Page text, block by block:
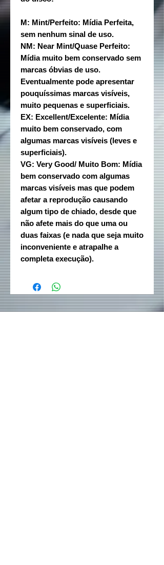
M: Mint/Perfeito: Mídia Perfeita,
sem nenhum sinal de uso.
NM: Near Mint/Quase Perfeito:
Mídia muito bem conservado sem
marcas óbvias de uso.
Eventualmente pode apresentar
pouquíssimas marcas visíveis,
muito pequenas e superficiais.
EX: Excellent/Excelente: Mídia
muito bem conservado, com
algumas marcas visíveis (leves e
superficiais).
VG: Very Good/ Muito Bom: Mídia
bem conservado com algumas
marcas visíveis mas que podem
afetar a reprodução causando
algum tipo de chiado, desde que
não afete mais do que uma ou
duas faixas (e nada que seja muito
inconveniente e atrapalhe a
completa execução).